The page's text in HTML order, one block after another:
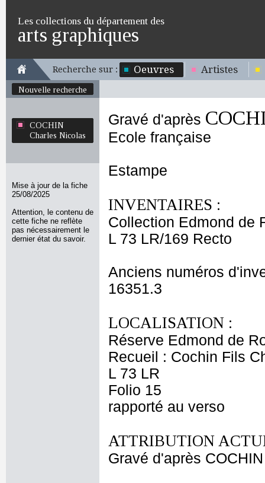
Les collections du département des
arts graphiques
Recherche sur : Oeuvres Artistes
Nouvelle recherche
COCHIN
Charles Nicolas
Mise à jour de la fiche
25/08/2025
Attention, le contenu de
cette fiche ne reflète
pas nécessairement le
dernier état du savoir.
Gravé d'après
Ecole française
Estampe
INVENTAIRES :
Collection Edmond de
L 73 LR/169 Recto
Anciens numéros
16351.3
LOCALISATION :
Réserve Edmond de
Recueil : Cochin Fils
L 73 LR
Folio 15
rapporté au verso
ATTRIBUTION
Gravé d'après